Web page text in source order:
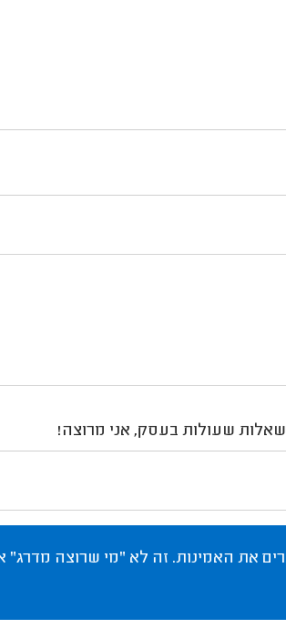
שעולות בעסק, אני מרוצה!
את האמינות. זה לא "מי שרוצה מדרג"